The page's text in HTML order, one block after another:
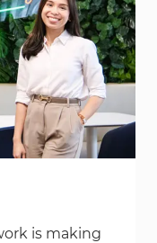
is making